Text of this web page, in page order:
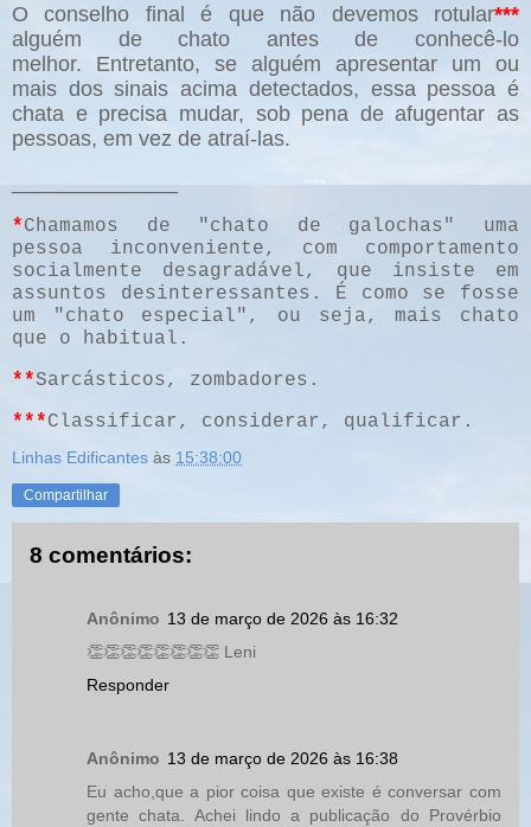
O conselho final é que não devemos rotular***
alguém de chato antes de conhecê-lo
melhor. Entretanto, se alguém apresentar um ou
mais dos sinais acima detectados, essa pessoa é
chata e precisa mudar, sob pena de afugentar as
pessoas, em vez de atraí-las.
*Chamamos de "chato de galochas" uma
pessoa inconveniente, com comportamento
socialmente desagradável, que insiste em
assuntos desinteressantes. É como se fosse
um "chato especial", ou seja, mais chato
que o habitual.
**Sarcásticos, zombadores.
***Classificar, considerar, qualificar.
Linhas Edificantes às 15:38:00
Compartilhar
8 comentários:
Anônimo 13 de março de 2026 às 16:32
👏👏👏👏👏👏👏👏 Leni
Responder
Anônimo 13 de março de 2026 às 16:38
Eu acho,que a pior coisa que existe é conversar com
gente chata. Achei lindo a publicação do Provérbio